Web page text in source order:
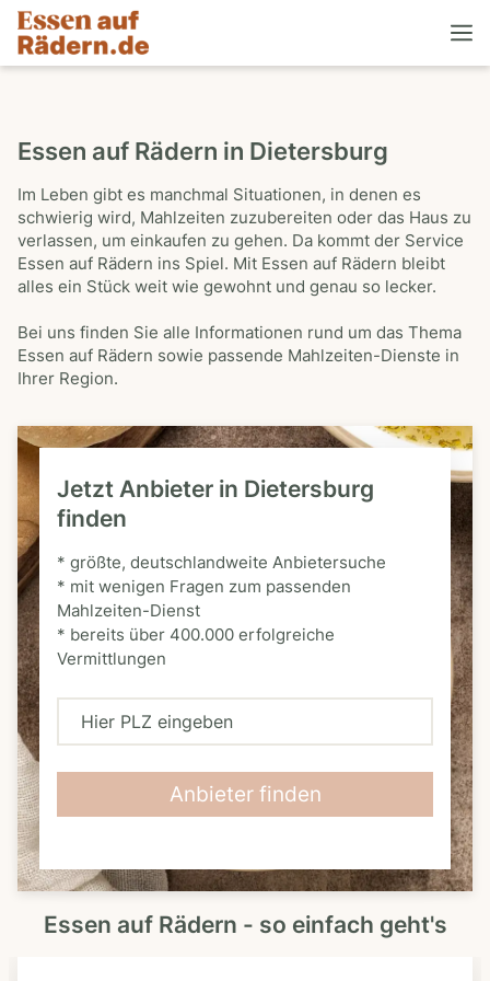
Essen auf Rädern in Dietersburg
Im Leben gibt es manchmal Situationen, in denen es
schwierig wird, Mahlzeiten zuzubereiten oder das Haus zu
verlassen, um einkaufen zu gehen. Da kommt der Service
Essen auf Rädern ins Spiel. Mit Essen auf Rädern bleibt
alles ein Stück weit wie gewohnt und genau so lecker.
Bei uns finden Sie alle Informationen rund um das Thema
Essen auf Rädern sowie passende Mahlzeiten-Dienste in
Ihrer Region.
Jetzt Anbieter in Dietersburg
finden
* größte, deutschlandweite Anbietersuche
* mit wenigen Fragen zum passenden
Mahlzeiten-Dienst
* bereits über 400.000 erfolgreiche
Vermittlungen
H
L
Z
Anbieter finden
Essen auf Rädern - so einfach geht's